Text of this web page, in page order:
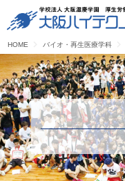
HOME バイオ・再生医療学科